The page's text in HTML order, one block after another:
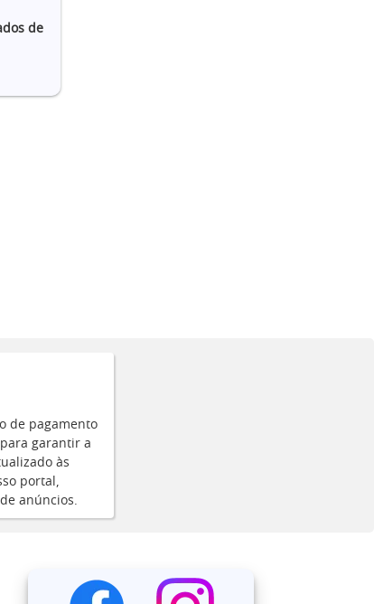
de
de pagamento
garantir a
às
portal,
anúncios.